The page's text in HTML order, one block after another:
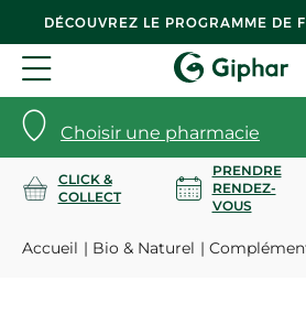
DÉCOUVREZ LE PROGRAMME DE
Choisir une pharmacie
CLICK &
COLLECT
PRENDRE
RENDEZ-
VOUS
Accueil Bio & Naturel